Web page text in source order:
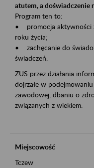
atutem, a doświadczenie
Program ten to:
• promocja aktywności
roku życia;
• zachęcanie do
świadczeń.
ZUS przez działania
dojrzałe w
zawodowej, dbaniu o
związanych z wiekiem.
Miejscowość
Tczew